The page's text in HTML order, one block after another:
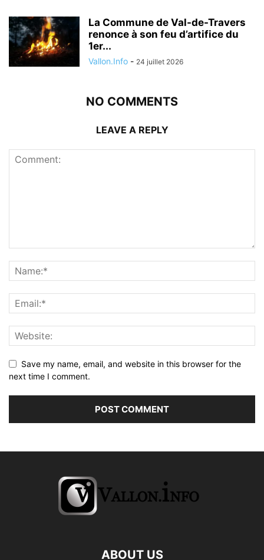
La Commune de Val-de-Travers
renonce à son feu d’artifice du
1er...
Vallon.Info - 24 juillet 2026
NO COMMENTS
LEAVE A REPLY
Save my name, email, and website in this browser for the
next time I comment.
ABOUT US